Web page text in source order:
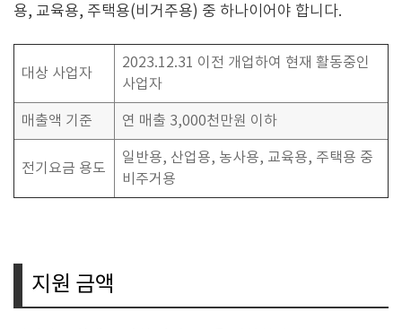
용, 교육용, 주택용(비거주용) 중 하나이어야 합니다.
대상 사업자
2023.12.31 이전 개업하여 현재 활동중인
사업자
매출액 기준 연 매출 3,000천만원 이하
전기요금 용도
일반용, 산업용, 농사용, 교육용, 주택용 중
비주거용
지원 금액